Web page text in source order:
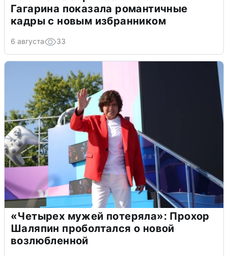
Гагарина показала романтичные
кадры с новым избранником
6 августа 33
«Четырех мужей потеряла»: Прохор
Шаляпин проболтался о новой
возлюбленной